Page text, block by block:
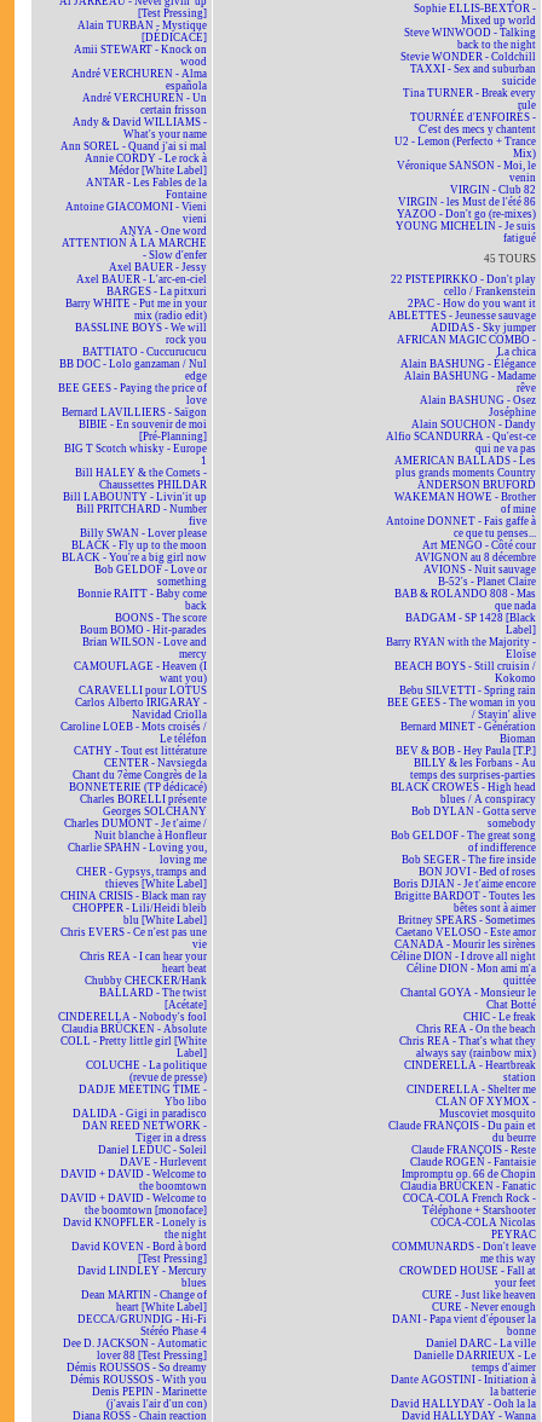
[Test Pressing]
Alain TURBAN - Mystique
[DÉDICACÉ]
Amii STEWART - Knock on
wood
André VERCHUREN - Alma
española
André VERCHUREN - Un
certain frisson
Andy & David WILLIAMS -
What's your name
Ann SOREL - Quand j'ai si mal
Annie CORDY - Le rock à
Médor [White Label]
ANTAR - Les Fables de la
Fontaine
Antoine GIACOMONI - Vieni
vieni
ANYA - One word
ATTENTION À LA MARCHE
- Slow d'enfer
Axel BAUER - Jessy
Axel BAUER - L'arc-en-ciel
BARGES - La pitxuri
Barry WHITE - Put me in your
mix (radio edit)
BASSLINE BOYS - We will
rock you
BATTIATO - Cuccurucucu
BB DOC - Lolo ganzaman / Nul
edge
BEE GEES - Paying the price of
love
Bernard LAVILLIERS - Saïgon
BIBIE - En souvenir de moi
[Pré-Planning]
BIG T Scotch whisky - Europe
1
Bill HALEY & the Comets -
Chaussettes PHILDAR
Bill LABOUNTY - Livin'it up
Bill PRITCHARD - Number
five
Billy SWAN - Lover please
BLACK - Fly up to the moon
BLACK - You're a big girl now
Bob GELDOF - Love or
something
Bonnie RAITT - Baby come
back
BOONS - The score
Boum BOMO - Hit-parades
Brian WILSON - Love and
mercy
CAMOUFLAGE - Heaven (I
want you)
CARAVELLI pour LOTUS
Carlos Alberto IRIGARAY -
Navidad Criolla
Caroline LOEB - Mots croisés /
Le téléfon
CATHY - Tout est littérature
CENTER - Navsiegda
Chant du 7ème Congrès de la
BONNETERIE (TP dédicacé)
Charles BORELLI présente
Georges SOLCHANY
Charles DUMONT - Je t'aime /
Nuit blanche à Honfleur
Charlie SPAHN - Loving you,
loving me
CHER - Gypsys, tramps and
thieves [White Label]
CHINA CRISIS - Black man ray
CHOPPER - Lili/Heidi bleib
blu [White Label]
Chris EVERS - Ce n'est pas une
vie
Chris REA - I can hear your
heart beat
Chubby CHECKER/Hank
BALLARD - The twist
[Acétate]
CINDERELLA - Nobody's fool
Claudia BRÜCKEN - Absolute
COLL - Pretty little girl [White
Label]
COLUCHE - La politique
(revue de presse)
DADJE MEETING TIME -
Ybo libo
DALIDA - Gigi in paradisco
DAN REED NETWORK -
Tiger in a dress
Daniel LEDUC - Soleil
DAVE - Hurlevent
DAVID + DAVID - Welcome to
the boomtown
DAVID + DAVID - Welcome to
the boomtown [monoface]
David KNOPFLER - Lonely is
the night
David KOVEN - Bord à bord
[Test Pressing]
David LINDLEY - Mercury
blues
Dean MARTIN - Change of
heart [White Label]
DECCA/GRUNDIG - Hi-Fi
Stéréo Phase 4
Dee D. JACKSON - Automatic
lover 88 [Test Pressing]
Démis ROUSSOS - So dreamy
Démis ROUSSOS - With you
Denis PEPIN - Marinette
(j'avais l'air d'un con)
Diana ROSS - Chain reaction
Sophie ELLIS-BEXTOR -
Mixed up world
Steve WINWOOD - Talking
back to the night
Stevie WONDER - Coldchill
TAXXI - Sex and suburban
suicide
Tina TURNER - Break every
rule
TOURNÉE d'ENFOIRÉS -
C'est des mecs y chantent
U2 - Lemon (Perfecto + Trance
Mix)
Véronique SANSON - Moi, le
venin
VIRGIN - Club 82
VIRGIN - les Must de l'été 86
YAZOO - Don't go (re-mixes)
YOUNG MICHELIN - Je suis
fatigué
45 TOURS
22 PISTEPIRKKO - Don't play
cello / Frankenstein
2PAC - How do you want it
ABLETTES - Jeunesse sauvage
ADIDAS - Sky jumper
AFRICAN MAGIC COMBO -
La chica
Alain BASHUNG - Élégance
Alain BASHUNG - Madame
rêve
Alain BASHUNG - Osez
Joséphine
Alain SOUCHON - Dandy
Alfio SCANDURRA - Qu'est-ce
qui ne va pas
AMERICAN BALLADS - Les
plus grands moments Country
ANDERSON BRUFORD
WAKEMAN HOWE - Brother
of mine
Antoine DONNET - Fais gaffe à
ce que tu penses...
Art MENGO - Côté cour
AVIGNON au 8 décembre
AVIONS - Nuit sauvage
B-52's - Planet Claire
BAB & ROLANDO 808 - Mas
que nada
BADGAM - SP 1428 [Black
Label]
Barry RYAN with the Majority -
Eloïse
BEACH BOYS - Still cruisin /
Kokomo
Bebu SILVETTI - Spring rain
BEE GEES - The woman in you
/ Stayin' alive
Bernard MINET - Génération
Bioman
BEV & BOB - Hey Paula [T.P.]
BILLY & les Forbans - Au
temps des surprises-parties
BLACK CROWES - High head
blues / A conspiracy
Bob DYLAN - Gotta serve
somebody
Bob GELDOF - The great song
of indifference
Bob SEGER - The fire inside
BON JOVI - Bed of roses
Boris DJIAN - Je t'aime encore
Brigitte BARDOT - Toutes les
bêtes sont à aimer
Britney SPEARS - Sometimes
Caetano VELOSO - Este amor
CANADA - Mourir les sirènes
Céline DION - I drove all night
Céline DION - Mon ami m'a
quittée
Chantal GOYA - Monsieur le
Chat Botté
CHIC - Le freak
Chris REA - On the beach
Chris REA - That's what they
always say (rainbow mix)
CINDERELLA - Heartbreak
station
CINDERELLA - Shelter me
CLAN OF XYMOX -
Muscoviet mosquito
Claude FRANÇOIS - Du pain et
du beurre
Claude FRANÇOIS - Reste
Claude ROGEN - Fantaisie
Impromptu op. 66 de Chopin
Claudia BRÜCKEN - Fanatic
COCA-COLA French Rock -
Téléphone + Starshooter
COCA-COLA Nicolas
PEYRAC
COMMUNARDS - Don't leave
me this way
CROWDED HOUSE - Fall at
your feet
CURE - Just like heaven
CURE - Never enough
DANI - Papa vient d'épouser la
bonne
Daniel DARC - La ville
Danielle DARRIEUX - Le
temps d'aimer
Dante AGOSTINI - Initiation à
la batterie
David HALLYDAY - Ooh la la
David HALLYDAY - Wanna